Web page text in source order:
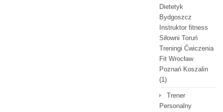
Dietetyk
Bydgoszcz
Instruktor fitness
Siłowni Toruń
Treningi Ćwiczenia
Fit Wrocław
Poznań Koszalin
(1)
Trener
Personalny